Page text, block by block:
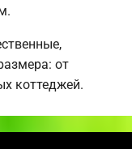
от
коттеджей.